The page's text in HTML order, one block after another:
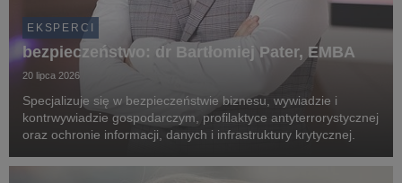
EKSPERCI
bezpieczeństwo: dr Bartłomiej Pater, EMBA
20 lipca 2026
Specjalizuje się w bezpieczeństwie biznesu, wywiadzie i
kontrwywiadzie gospodarczym, profilaktyce antyterrorystycznej
oraz ochronie informacji, danych i infrastruktury krytycznej.